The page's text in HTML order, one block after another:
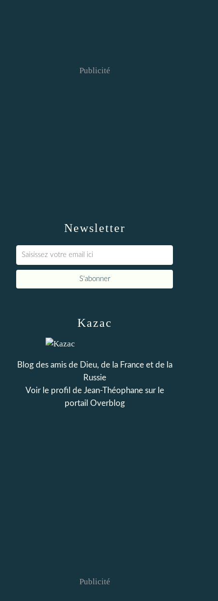
Newsletter
Publicité
Kazac
Blog des amis de Dieu, de la France et de la
Russie
Voir le profil de Jean-Théophanesur le
portail Overblog
Publicité